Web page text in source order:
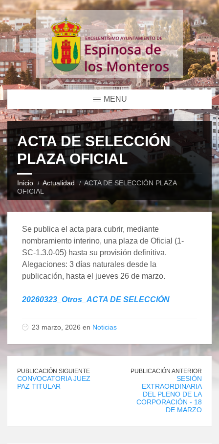
MENU
ACTA DE SELECCIÓN
PLAZA OFICIAL
Inicio Actualidad
ACTA DE SELECCIÓN PLAZA
OFICIAL
Se publica el acta para cubrir, mediante
nombramiento interino, una plaza de Oficial (1-
SC-1.3.0-05) hasta su provisión definitiva.
Alegaciones: 3 días naturales desde la
publicación, hasta el jueves 26 de marzo.
20260323_Otros_ACTA DE SELECCIÓN
23 marzo, 2026 en Noticias
PUBLICACIÓN SIGUIENTE
CONVOCATORIA JUEZ
PAZ TITULAR
PUBLICACIÓN ANTERIOR
SESIÓN
EXTRAORDINARIA
DEL PLENO DE LA
CORPORACIÓN - 18
DE MARZO